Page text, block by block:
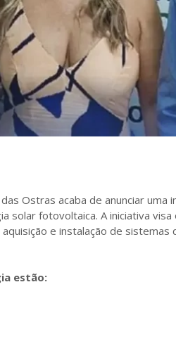
Ostras acaba de anunciar uma
solar fotovoltaica. A iniciativa
e instalação de sistemas
estão: